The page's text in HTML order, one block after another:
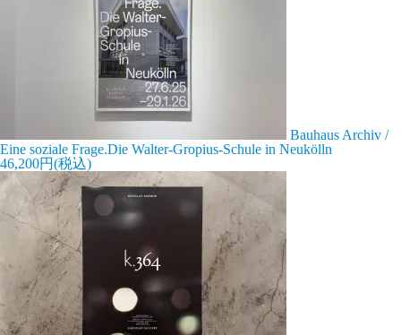
Bauhaus Archiv /
Eine soziale Frage.Die Walter-Gropius-Schule in Neukölln
46,200円(税込)